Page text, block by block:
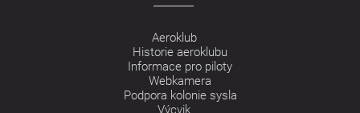
Aeroklub
Historie aeroklubu
Informace pro piloty
Webkamera
Podpora kolonie sysla
Výcvik